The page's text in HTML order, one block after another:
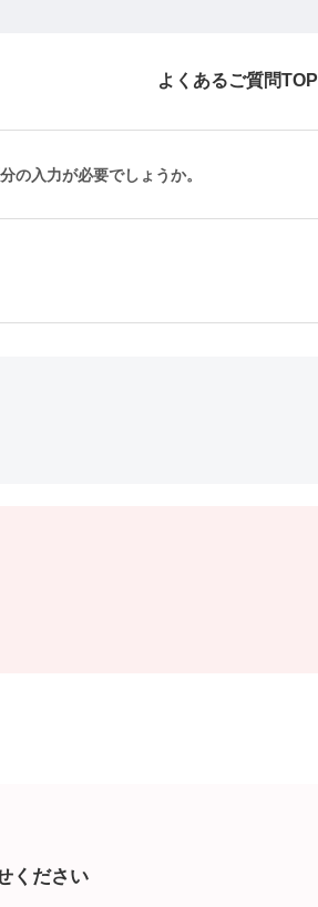
よくあるご質問TOP
の入力が必要でしょうか。
ください